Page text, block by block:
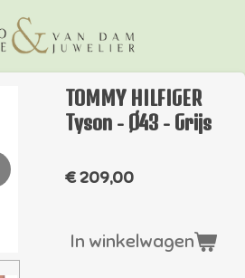
TOMMY HILFIGER
Tyson - Ø43 - Grijs
€ 209,00
In winkelwagen